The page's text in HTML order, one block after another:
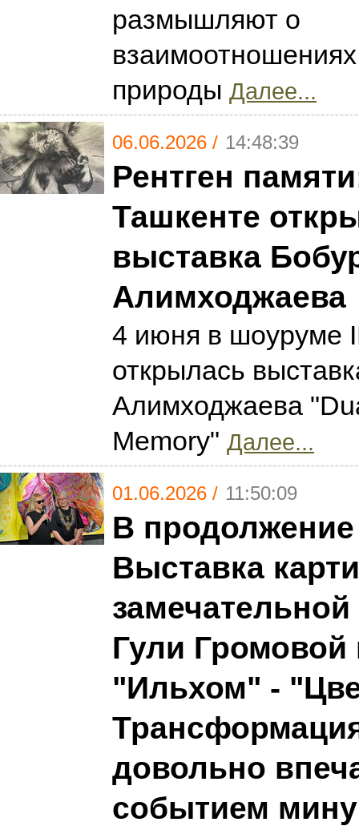
размышляют о
природы Далее...
06.06.2026 / 14:48:39
Рентген
Ташкенте
выставка
Алимходжаева
4 июня в шоуруме
открылась
Алимходжаева
Memory" Далее...
01.06.2026 / 11:50:09
В
Выставка
Гули Громовой
"Ильхом" -
довольно
событием